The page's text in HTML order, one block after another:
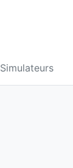
Simulateurs